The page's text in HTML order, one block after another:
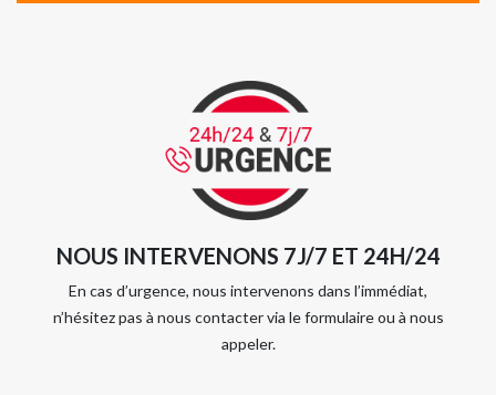
NOUS INTERVENONS 7J/7 ET 24H/24
En cas d’urgence, nous intervenons dans l’immédiat,
n’hésitez pas à nous contacter via le formulaire ou à nous
appeler.